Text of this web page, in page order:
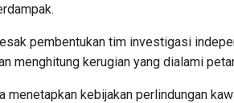
pembentukan tim investigasi
menghitung kerugian yang dialami
menetapkan kebijakan perlindungan